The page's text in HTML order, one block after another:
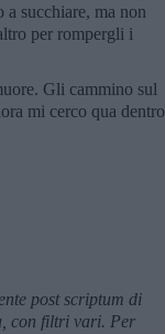
succhiare, ma non
per rompergli i
Gli cammino sul
mi cerco qua dentro
post scriptum di
con filtri vari. Per